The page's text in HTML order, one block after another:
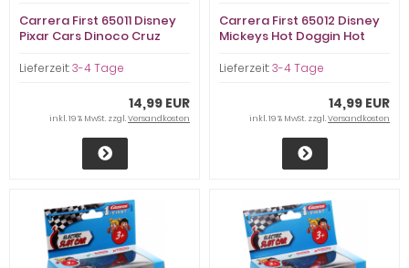
Carrera First 65011 Disney
Pixar Cars Dinoco Cruz
Lieferzeit:3-4 Tage
14,99 EUR
inkl. 19 % MwSt. zzgl.Versandkosten
Carrera First 65012 Disney
Mickeys Hot Doggin Hot
Lieferzeit:3-4 Tage
14,99 EUR
inkl. 19 % MwSt. zzgl.Versandkosten